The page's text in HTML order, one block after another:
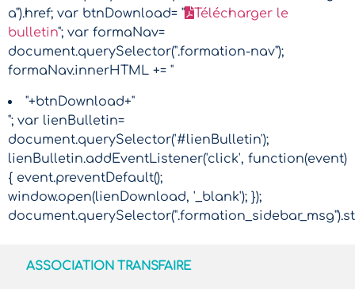
a").href; var btnDownload= "
Télécharger le
bulletin"; var formaNav=
document.querySelector(".formation-nav");
formaNav.innerHTML += "
"+btnDownload+"
"; var lienBulletin=
document.querySelector('#lienBulletin');
lienBulletin.addEventListener('click', function(event)
{ event.preventDefault();
window.open(lienDownload, '_blank'); });
ASSOCIATION TRANSFAIRE